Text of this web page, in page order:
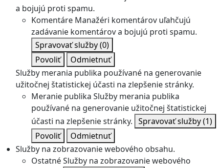
a bojujú proti spamu.
Komentáre Manažéri komentárov uľahčujú
zadávanie komentárov a bojujú proti spamu.
Spravovať služby(0)
Povoliť
Odmietnuť
Služby merania publika používané na generovanie
užitočnej štatistickej účasti na zlepšenie stránky.
Meranie publika Služby merania publika
používané na generovanie užitočnej štatistickej
účasti na zlepšenie stránky. Spravovať služby(1)
Povoliť
Odmietnuť
Služby na zobrazovanie webového obsahu.
OstatnéSlužby na zobrazovanie webového